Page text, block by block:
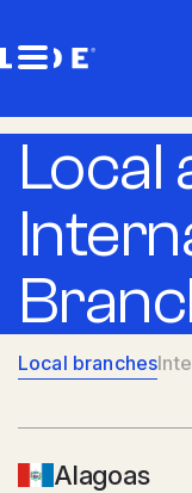
Local
Local branches
Alagoas